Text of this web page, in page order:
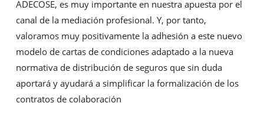
ADECOSE, es muy importante en nuestra apuesta por el
canal de la mediación profesional. Y, por tanto,
valoramos muy positivamente la adhesión a este nuevo
modelo de cartas de condiciones adaptado a la nueva
normativa de distribución de seguros que sin duda
aportará y ayudará a simplificar la formalización de los
contratos de colaboración